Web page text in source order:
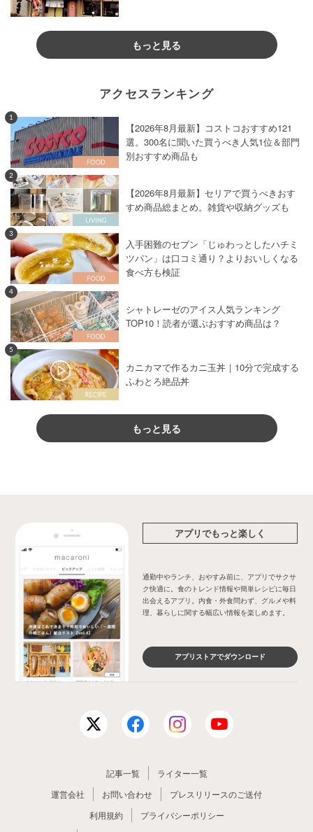
もっと見る
アクセスランキング
1
【2026年8月最新】コストコおすすめ121
選。300名に聞いた買うべき人気1位＆部門
別おすすめ商品も
2
【2026年8月最新】セリアで買うべきおす
すめ商品総まとめ。雑貨や収納グッズも
3
入手困難のセブン「じゅわっとしたハチミ
ツパン」は口コミ通り？よりおいしくなる
食べ方も検証
4
シャトレーゼのアイス人気ランキング
TOP10！読者が選ぶおすすめ商品は？
5
カニカマで作るカニ玉丼｜10分で完成する
ふわとろ絶品丼
もっと見る
アプリでもっと楽しく
通勤中やランチ、おやすみ前に、アプリでサクサ
ク快適に。食のトレンド情報や簡単レシピに毎日
出会えるアプリ。内食・外食問わず、グルメや料
理、暮らしに関する幅広い情報を楽しめます。
アプリストアでダウンロード
記事一覧
ライター一覧
運営会社
お問い合わせ
プレスリリースのご送付
利用規約
プライバシーポリシー